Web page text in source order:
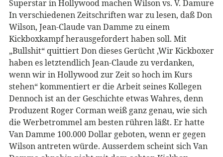
Superstar in Hollywood machen Wilson vs. V. Damure
In verschiedenen Zeitschriften war zu lesen, daß Don
Wilson, Jean-Claude van Damme zu einem
Kickboxkampf herausgefordert haben soll. Mit
„Bullshit“ quittiert Don dieses Gerücht ‚Wir Kickboxer
haben es letztendlich Jean-Claude zu verdanken,
wenn wir in Hollywood zur Zeit so hoch im Kurs
stehen“ kommentiert er die Arbeit seines Kollegen
Dennoch ist an der Geschichte etwas Wahres, denn
Produzent Roger Corman weiß ganz genau, wie sich
die Werbetrommel am besten rühren läßt. Er hatte
Van Damme 100.000 Dollar geboten, wenn er gegen
Wilson antreten würde. Ausserdem scheint sich Van